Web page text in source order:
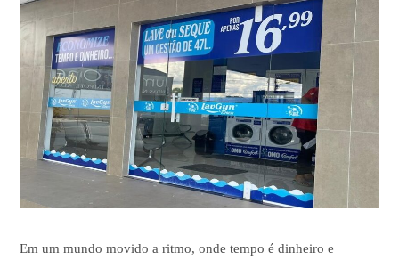
Em um mundo movido a ritmo, onde tempo é dinheiro e